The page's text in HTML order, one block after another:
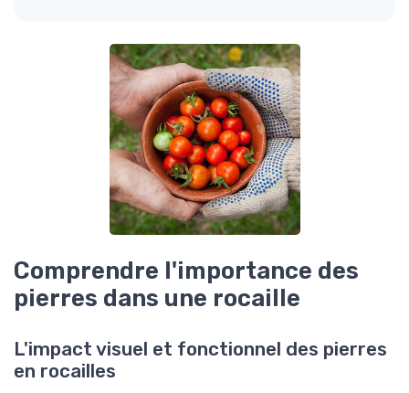
Comprendre l'importance des
pierres dans une rocaille
L'impact visuel et fonctionnel des pierres
en rocailles